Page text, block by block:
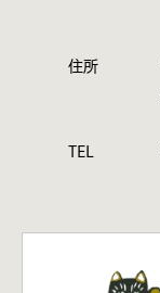
住所
TEL